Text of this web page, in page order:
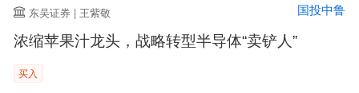
东吴证券 | 王紫敬 国投中鲁
浓缩苹果汁龙头，战略转型半导体“卖铲人”
买入